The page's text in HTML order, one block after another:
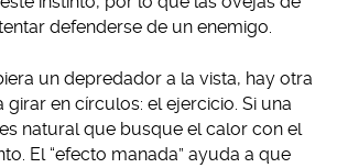
defenderse de un enemigo.
un depredador a la vista, hay otra
girar en círculos: el ejercicio. Si una
natural que busque el calor con el
El “efecto manada” ayuda a que